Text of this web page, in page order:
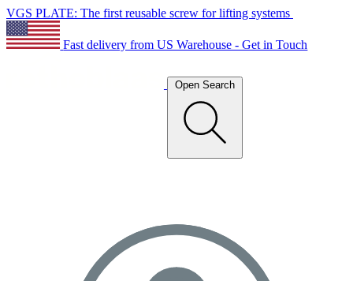
VGS PLATE: The first reusable screw for lifting systems
Fast delivery from US Warehouse - Get in Touch
Open Search